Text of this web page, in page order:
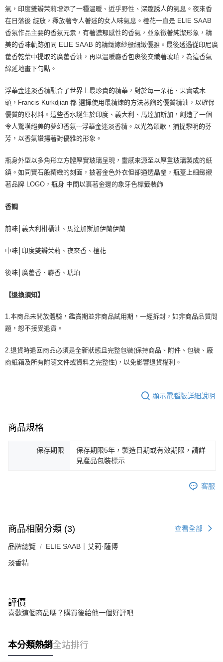
氣，印度雙瓣茉莉增添了一種溫暖、近乎野性、深邃誘人的氣息。夜來香
在日落後 綻放，釋放著令人著迷的女人味氣息。橙花一直是 ELIE SAAB
香氛作品主要的香氛元素，有著濃郁感性的香氣，並象徵著純潔形象，精
美的香味軌跡如同 ELIE SAAB 的精緻嫁紗般細緻優雅。最後透過從印尼廣
藿香乾葉中提取的廣藿香油，再以溫暖麝香包裹後交織著琥珀，為這香氣
綿延地畫下句點。
浮華金迷淡香精融合了世界上最珍貴的精華，對於每一朵花、果實或木
頭，Francis Kurkdjian 都 選擇使用最精煉的方法蒸餾的優質精油，以確保
優質的原材料。這些香水誕生於印度、義大利、馬達加斯加，創造了一個
令人驚嘆絕美的夢幻香氛---浮華金迷淡香精。以光為頌歌，捕捉黎明的芬
芳，以香氣讚揚著對優雅的形象。
瓶身外型以多角形立方體厚實玻璃呈現，靈感來源至以厚重玻璃製成的紙
鎮。如同寶石般精緻的刻面，披著金色外衣但卻通透晶瑩，瓶蓋上細緻襯
著品牌 LOGO，瓶身 中間以裹著金邊的象牙色標籤裝飾
香調
前味│義大利柑橘油、馬達加斯加伊蘭伊蘭
中味│印度雙瓣茉莉、夜來香、橙花
後味│廣藿香、麝香、琥珀
【退換須知】
1.本商品未開放體驗，鑑賞期並非商品試用期，一經拆封，如非商品品質問
題，恕不接受退貨。
2.退貨時退回商品必須是全新狀態且完整包裝(保持商品、附件、包裝、廠
商紙箱及所有附隨文件或資料之完整性)，以免影響退貨權利。
顯示電腦版詳細說明
商品規格
保存期限
保存期限5年，製造日期或有效期限，請詳
見產品包裝標示
客服
商品相關分類 (3) 查看全部
品牌總覽 ELIE SAAB｜艾莉·薩博
淡香精
評價
喜歡這個商品嗎？購買後給他一個好評吧
本分類熱銷全站排行